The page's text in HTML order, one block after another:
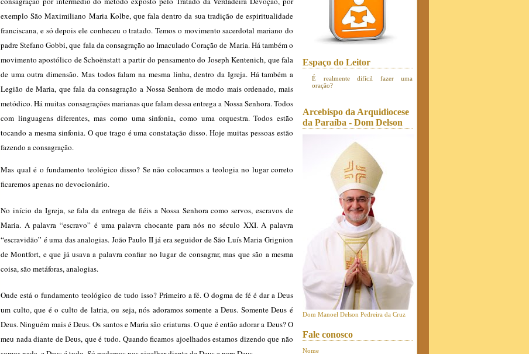
exemplo São Maximiliano Maria Kolbe, que fala dentro da sua tradição de espiritualidade
franciscana, e só depois ele conheceu o tratado. Temos o movimento sacerdotal mariano do
padre Stefano Gobbi, que fala da consagração ao Imaculado Coração de Maria. Há também o
movimento apostólico de Schoënstatt a partir do pensamento do Joseph Kentenich, que fala
de uma outra dimensão. Mas todos falam na mesma linha, dentro da Igreja. Há também a
Legião de Maria, que fala da consagração a Nossa Senhora de modo mais ordenado, mais
metódico. Há muitas consagrações marianas que falam dessa entrega a Nossa Senhora. Todos
com linguagens diferentes, mas como uma sinfonia, como uma orquestra. Todos estão
tocando a mesma sinfonia. O que trago é uma constatação disso. Hoje muitas pessoas estão
fazendo a consagração.
Mas qual é o fundamento teológico disso? Se não colocarmos a teologia no lugar correto
ficaremos apenas no devocionário.
No início da Igreja, se fala da entrega de fiéis a Nossa Senhora como servos, escravos de
Maria. A palavra “escravo” é uma palavra chocante para nós no século XXI. A palavra
“escravidão” é uma das analogias. João Paulo II já era seguidor de São Luís Maria Grignion
de Montfort, e que já usava a palavra confiar no lugar de consagrar, mas que são a mesma
coisa, são metáforas, analogias.
Onde está o fundamento teológico de tudo isso? Primeiro a fé. O dogma de fé é dar a Deus
um culto, que é o culto de latria, ou seja, nós adoramos somente a Deus. Somente Deus é
Deus. Ninguém mais é Deus. Os santos e Maria são criaturas. O que é então adorar a Deus? O
meu nada diante de Deus, que é tudo. Quando ficamos ajoelhados estamos dizendo que não
Espaço do Leitor
É realmente difícil fazer uma
oração?
Arcebispo da Arquidiocese
da Paraíba - Dom Delson
Dom Manoel Delson Pedreira da Cruz
Fale conosco
Nome